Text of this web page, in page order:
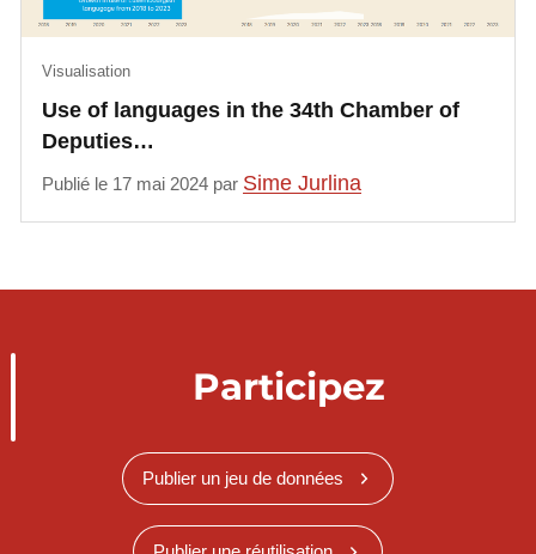
Use of languages in the 34th Chamber of
Deputies…
Visualisation
Publié le 17 mai 2024 par Sime Jurlina
Participez
Publier un jeu de données